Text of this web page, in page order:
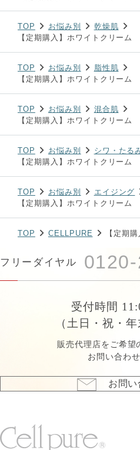
TOP お悩み別
乾燥肌
【定期購入】ホワイトクリーム
TOP お悩み別
脂性肌
【定期購入】ホワイトクリーム
TOP お悩み別
混合肌
【定期購入】ホワイトクリーム
TOP お悩み別
シワ・たる
【定期購入】ホワイトクリーム
TOP お悩み別
エイジング
【定期購入】ホワイトクリーム
TOP CELLPURE 【定期
フリーダイヤル
受付時間
（土日・祝・
販売代理店をご希望
お問い合わ
お問